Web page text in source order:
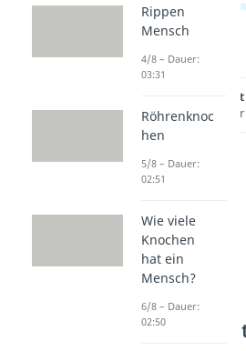
Lernen
Entdecke
Weitere
Rippen
Mensch
4/8 – Dauer:
03:31
Röhrenknoc
hen
5/8 – Dauer:
02:51
Wie viele
Knochen
hat ein
Mensch?
6/8 – Dauer:
02:50